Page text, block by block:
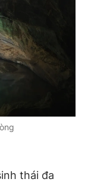
thái đa